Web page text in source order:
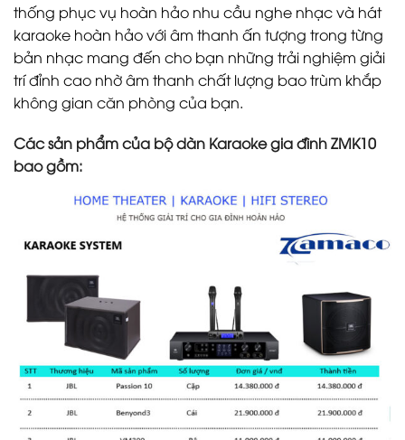
thống phục vụ hoàn hảo nhu cầu nghe nhạc và hát
karaoke hoàn hảo với âm thanh ấn tượng trong từng
bản nhạc mang đến cho bạn những trải nghiệm giải
trí đỉnh cao nhờ âm thanh chất lượng bao trùm khắp
không gian căn phòng của bạn.
Các sản phẩm của bộ dàn Karaoke gia đình ZMK10
bao gồm: